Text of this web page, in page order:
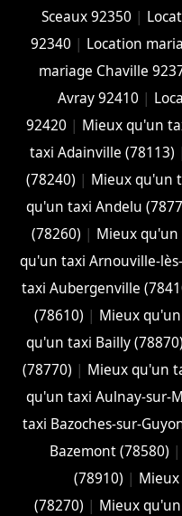
Sceaux 92350 |
92340 | Location
mariage Chaville
Avray 92410 |
92420 | Mieux qu'un
taxi Adainville (78113)
(78240) | Mieux qu'un
qu'un taxi Andelu
(78260) | Mieux qu'un
qu'un taxi Arnouville-
taxi Aubergenville
(78610) | Mieux
qu'un taxi Bailly (78870)
(78770) | Mieux qu'un
qu'un taxi Aulnay-sur-
taxi Bazoches-sur-
Bazemont (78580) |
(78910) |
(78270) | Mieux